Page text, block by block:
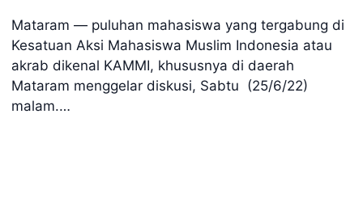
Mataram — puluhan mahasiswa yang tergabung di
Kesatuan Aksi Mahasiswa Muslim Indonesia atau
akrab dikenal KAMMI, khususnya di daerah
Mataram menggelar diskusi, Sabtu (25/6/22)
malam.…